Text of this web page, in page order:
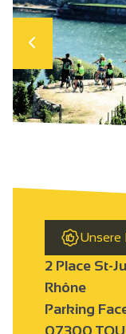
Unsere
2 Place St-
Rhône
Parking